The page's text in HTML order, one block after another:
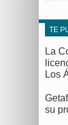
TE
La
Los
su